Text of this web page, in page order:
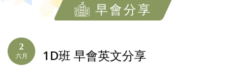
早會分享
2
六月 1D班 早會英文分享